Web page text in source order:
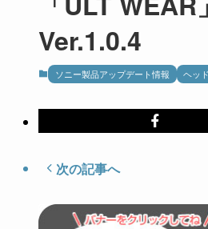
Ver.1.0.4
ソニー製品アップデート情報 ヘッ
次の記事へ